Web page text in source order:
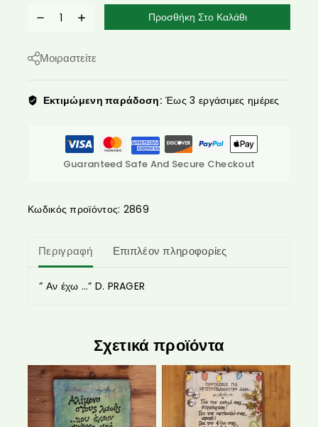
Προσθήκη Στο Καλάθι
Μοιραστείτε
Εκτιμώμενη παράδοση: Έως 3 εργάσιμες ημέρες
Guaranteed Safe And Secure Checkout
Κωδικός προϊόντος: 2869
Περιγραφή Επιπλέον πληροφορίες
” Αν έχω …” D. PRAGER
Σχετικά προϊόντα